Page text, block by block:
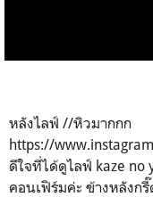
หลังไลฟ์ //หิวมากกก
https://
ดีใจที่ได้ดูไลฟ์ kaze no
คอนเฟิร์มค่ะ ข้างหลังก